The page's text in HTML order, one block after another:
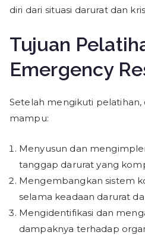
diri dari situasi darurat dan
Tujuan
Emergency
Setelah mengikuti pelatihan,
mampu:
Menyusun dan
tanggap darurat yang
Mengembangkan sistem
selama keadaan darurat
Mengidentifikasi dan
dampaknya terhadap